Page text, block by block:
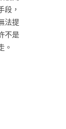
段，
法提
不是
。